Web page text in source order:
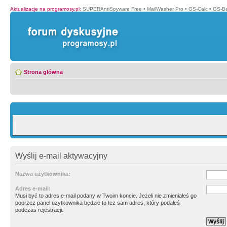
Aktualizacje na programosy.pl: SUPERAntiSpyware Free • MailWasher Pro • GS-Calc • GS-
Strona główna
Wyślij e-mail aktywacyjny
Nazwa użytkownika:
Adres e-mail:
Musi być to adres e-mail podany w Twoim koncie. Jeżeli nie zmieniałeś go
poprzez panel użytkownika będzie to tez sam adres, który podałeś
podczas rejestracji.